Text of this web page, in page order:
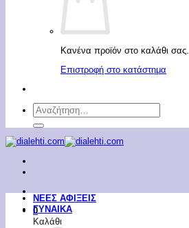
Κανένα προϊόν στο καλάθι σας.
Επιστροφή στο κατάστημα
Αναζήτηση
για:
0
Καλάθι
ΝΕΕΣ ΑΦΙΞΕΙΣ
ΓΥΝΑΙΚΑ